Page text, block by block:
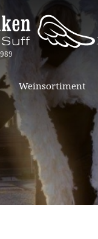
Weinsortiment